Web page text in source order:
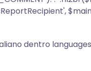
dentro